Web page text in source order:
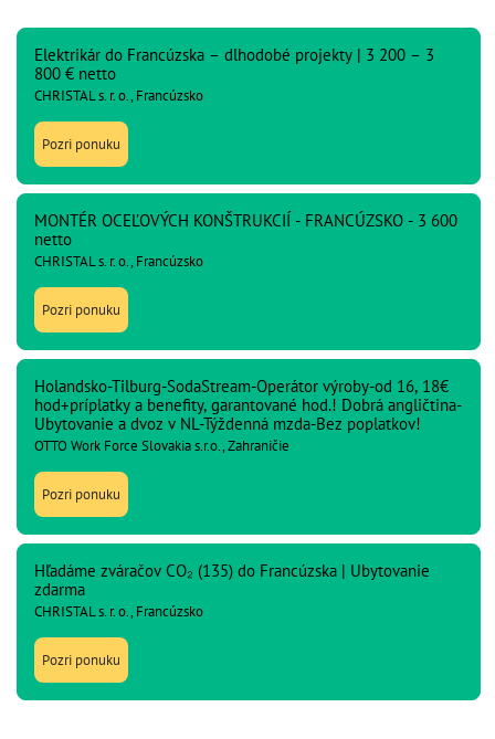
Elektrikár do Francúzska – dlhodobé projekty | 3 200 – 3
800 € netto
CHRISTAL s. r. o., Francúzsko
Pozri ponuku
MONTÉR OCEĽOVÝCH KONŠTRUKCIÍ - FRANCÚZSKO - 3 600
netto
CHRISTAL s. r. o., Francúzsko
Pozri ponuku
Holandsko-Tilburg-SodaStream-Operátor výroby-od 16, 18€
hod+príplatky a benefity, garantované hod.! Dobrá angličtina-
Ubytovanie a dvoz v NL-Týždenná mzda-Bez poplatkov!
OTTO Work Force Slovakia s.r.o., Zahraničie
Pozri ponuku
Hľadáme zváračov CO₂ (135) do Francúzska | Ubytovanie
zdarma
CHRISTAL s. r. o., Francúzsko
Pozri ponuku